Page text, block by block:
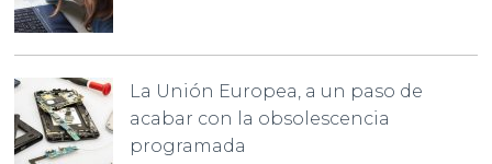
La Unión Europea, a un paso de
acabar con la obsolescencia
programada